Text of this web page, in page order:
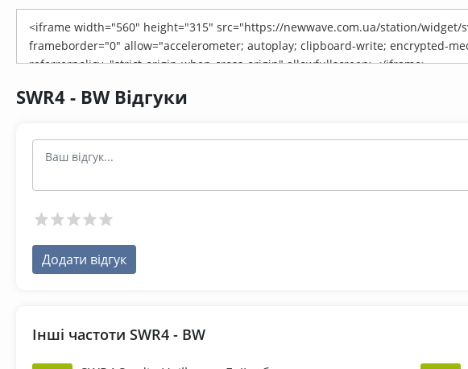
SWR4 - BW Відгуки
Додати відгук
Інші частоти SWR4 - BW